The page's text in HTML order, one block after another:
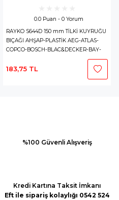
0.0 Puan - 0 Yorum
RAYKO S644D 150 mm TİLKİ KUYRUĞU
BIÇAĞI AHŞAP-PLASTİK AEG-ATLAS-
COPCO-BOSCH-BLAC&DECKER-BAY-
TEC EİNHELL-FLEX-HITACHI-MAKİTA-
METABO-MİLWAUKE-RODEX
183,75 TL
%100 Güvenli Alışveriş
Kredi Kartına Taksit İmkanı
Eft ile sipariş kolaylığı 0542 524